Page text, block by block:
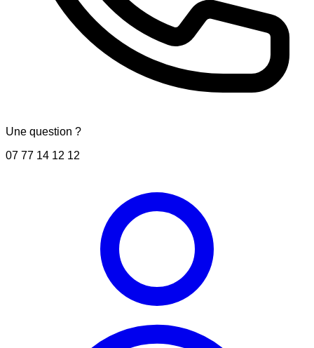
Une question ?
07 77 14 12 12